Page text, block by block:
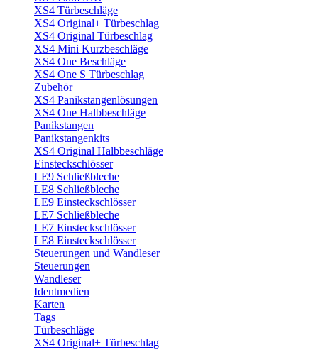
XS4 Türbeschläge
XS4 Original+ Türbeschlag
XS4 Original Türbeschlag
XS4 Mini Kurzbeschläge
XS4 One Beschläge
XS4 One S Türbeschlag
Zubehör
XS4 Panikstangenlösungen
XS4 One Halbbeschläge
Panikstangen
Panikstangenkits
XS4 Original Halbbeschläge
Einsteckschlösser
LE9 Schließbleche
LE8 Schließbleche
LE9 Einsteckschlösser
LE7 Schließbleche
LE7 Einsteckschlösser
LE8 Einsteckschlösser
Steuerungen und Wandleser
Steuerungen
Wandleser
Identmedien
Karten
Tags
Türbeschläge
XS4 Original+ Türbeschlag